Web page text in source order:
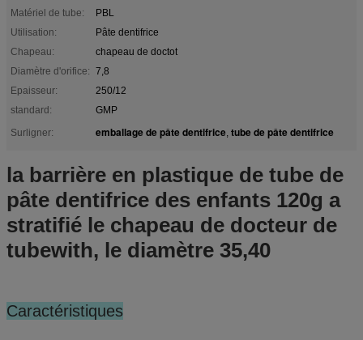
Matériel de tube:
PBL
Utilisation:
Pâte dentifrice
Chapeau:
chapeau de doctot
Diamètre d'orifice: 7,8
Epaisseur:
250/12
standard:
GMP
Surligner:
emballage de pâte dentifrice, tube de pâte dentifrice
la barrière en plastique de tube de
pâte dentifrice des enfants 120g a
stratifié le chapeau de docteur de
tubewith, le diamètre 35,40
Caractéristiques